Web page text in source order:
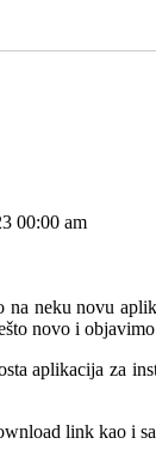
00:00 am
na neku novu
novo i
aplikacija za
link kao i